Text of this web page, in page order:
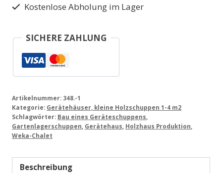
Kostenlose Abholung im Lager
SICHERE ZAHLUNG
Artikelnummer: 348.-1
Kategorie: Gerätehäuser, kleine Holzschuppen 1-4 m2
Schlagwörter: Bau eines Geräteschuppens
Gartenlagerschuppen Gerätehaus Holzhaus Produktion
Weka-Chalet
Beschreibung